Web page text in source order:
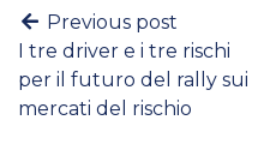
Previous post
I tre driver e i tre rischi
per il futuro del rally sui
mercati del rischio